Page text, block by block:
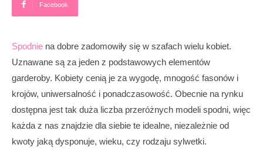
Facebook
Spodnie na dobre zadomowiły się w szafach wielu kobiet.
Uznawane są za jeden z podstawowych elementów
garderoby. Kobiety cenią je za wygodę, mnogość fasonów i
krojów, uniwersalność i ponadczasowość. Obecnie na rynku
dostępna jest tak duża liczba przeróżnych modeli spodni, więc
każda z nas znajdzie dla siebie te idealne, niezależnie od
kwoty jaką dysponuje, wieku, czy rodzaju sylwetki.